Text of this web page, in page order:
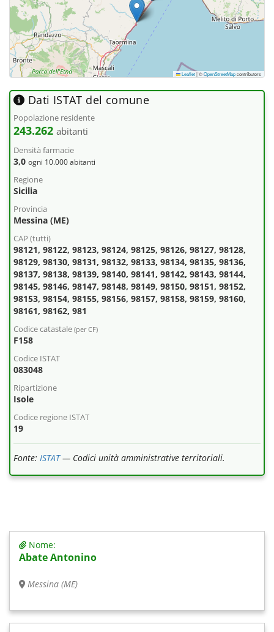
Leaflet|©OpenStreetMapcontributors
Dati ISTAT del comune
Popolazione residente
243.262 abitanti
Densità farmacie
3,0 ogni 10.000 abitanti
Regione
Sicilia
Provincia
Messina (ME)
CAP (tutti)
98121, 98122, 98123, 98124, 98125, 98126, 98127, 98128,
98129, 98130, 98131, 98132, 98133, 98134, 98135, 98136,
98137, 98138, 98139, 98140, 98141, 98142, 98143, 98144,
98145, 98146, 98147, 98148, 98149, 98150, 98151, 98152,
98153, 98154, 98155, 98156, 98157, 98158, 98159, 98160,
98161, 98162, 981
Codice catastale (per CF)
F158
Codice ISTAT
083048
Ripartizione
Isole
Codice regione ISTAT
19
Fonte: ISTAT— Codici unità amministrative territoriali.
Nome:
Abate Antonino
Messina (ME)